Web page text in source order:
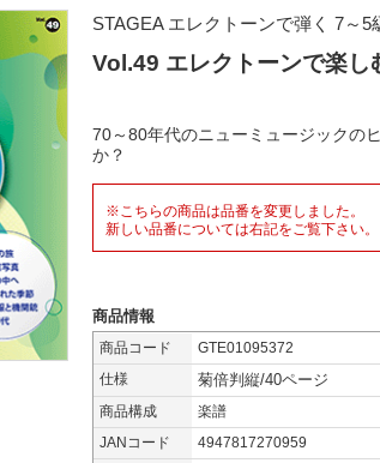
STAGEA エレクトーンで弾く 7～5
Vol.49 エレクトーンで楽し
70～80年代のニューミュージックの
か？
※こちらの商品は品番を変更しました。
新しい品番については右記をご覧下さい。
商品情報
商品コード GTE01095372
仕様
菊倍判縦/40ページ
商品構成
楽譜
JANコード
4947817270959